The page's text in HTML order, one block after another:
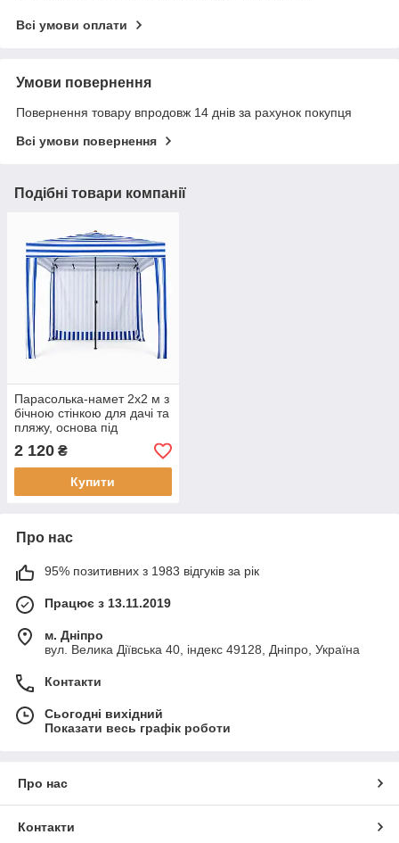
Всі умови оплати
Умови повернення
Повернення товару впродовж 14 днів за рахунок покупця
Всі умови повернення
Подібні товари компанії
Парасолька-намет 2х2 м з
бічною стінкою для дачі та
пляжу, основа під
хрестовину
2 120 ₴
Купити
Про нас
95% позитивних з 1983 відгуків за рік
Працює з 13.11.2019
м. Дніпро
вул. Велика Діївська 40, індекс 49128, Дніпро, Україна
Контакти
Сьогодні вихідний
Показати весь графік роботи
Про нас
Контакти